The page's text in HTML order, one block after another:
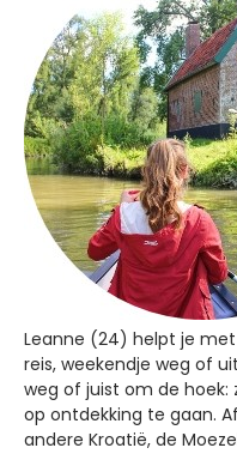
Leanne (24) helpt je
reis, weekendje weg of
weg of juist om de
op ontdekking te gaan.
andere Kroatië, de